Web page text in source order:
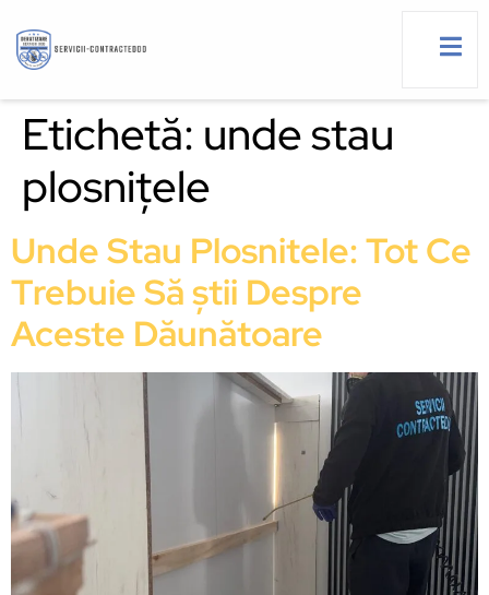
Etichetă: unde stau
plosnițele
Unde Stau Plosnitele: Tot Ce
Trebuie Să știi Despre
Aceste Dăunătoare